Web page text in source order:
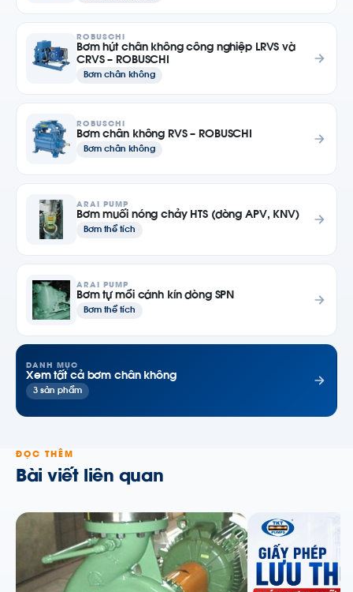
ROBUSCHI
Bơm hút chân không công nghiệp LRVS và
CRVS – ROBUSCHI
Bơm chân không
ROBUSCHI
Bơm chân không RVS – ROBUSCHI
Bơm chân không
ARAI PUMP
Bơm muối nóng chảy HTS (dòng APV, KNV)
Bơm thể tích
ARAI PUMP
Bơm tự mồi cánh kín dòng SPN
Bơm thể tích
DANH MỤC
Xem tất cả bơm chân không
3 sản phẩm
ĐỌC THÊM
Bài viết liên quan